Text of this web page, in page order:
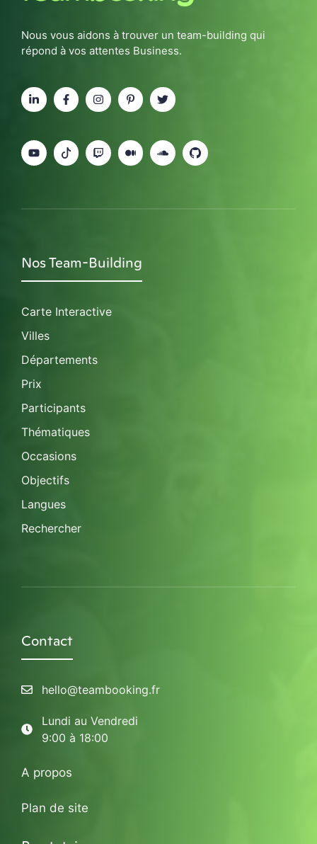
Nous vous aidons à trouver un team-building qui
répond à vos attentes Business.
Nos Team-Building
Carte Interactive
Villes
Départements
Prix
Participants
Thématiques
Occasions
Objectifs
Langues
Rechercher
Contact
hello@teambooking.fr
Lundi au Vendredi
9:00 à 18:00
A propos
Plan de site